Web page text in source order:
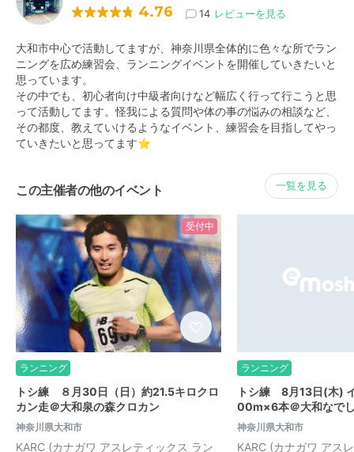
4.76 14 レビューを見る
大和市中心で活動してますが、神奈川県全体的に色々な所でラン
ニングを広め練習会、ランニングイベントを開催していきたいと
思っています。
その中でも、初心者向け中級者向けなど幅広く行って行こうと思
って活動してます。怪我による質問や体の事の悩みの相談など、
その都度、教えていけるようなイベント、練習会を目指してやっ
ていきたいと思ってます⭐️
この主催者の他のイベント 一覧を見る
受付中
ランニング
トシ練 ８月30日（日）約21.5キロクロ
カン走＠大和泉の森クロカン
神奈川県大和市
KARC (カナガワ アスレティックス ラン
ランニング
トシ練 8月13日(木)
00m×6本＠大和なで
神奈川県大和市
KARC (カナガワ アス